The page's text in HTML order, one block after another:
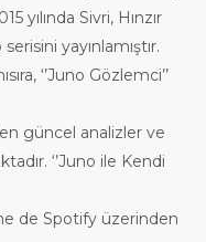
yılında Sivri, Hınzır
yayınlamıştır.
‘’Juno Gözlemci’’
güncel analizler ve
‘’Juno ile Kendi
de Spotify üzerinden